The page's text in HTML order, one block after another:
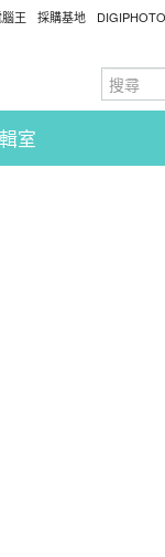
王 採購基地 DIGIPHOTO
室